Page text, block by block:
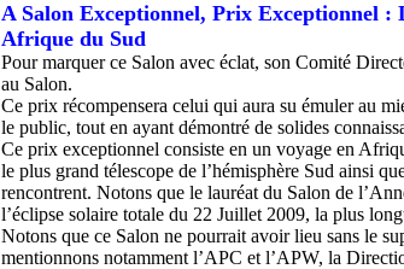
A Salon Exceptionnel, Prix Exceptionnel :
Afrique du Sud
Pour marquer ce Salon avec éclat, son Comité
au Salon.
Ce prix récompensera celui qui aura su émuler au
le public, tout en ayant démontré de solides
Ce prix exceptionnel consiste en un voyage en
le plus grand télescope de l’hémisphère Sud ainsi
rencontrent. Notons que le lauréat du Salon de
l’éclipse solaire totale du 22 Juillet 2009, la plus
Notons que ce Salon ne pourrait avoir lieu sans le
mentionnons notamment l’APC et l’APW, la